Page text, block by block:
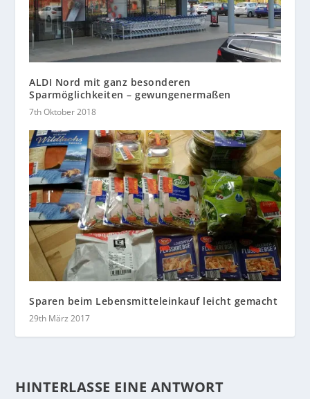
ALDI Nord mit ganz besonderen
Sparmöglichkeiten – gewungenermaßen
7th Oktober 2018
Sparen beim Lebensmitteleinkauf leicht gemacht
29th März 2017
HINTERLASSE EINE ANTWORT